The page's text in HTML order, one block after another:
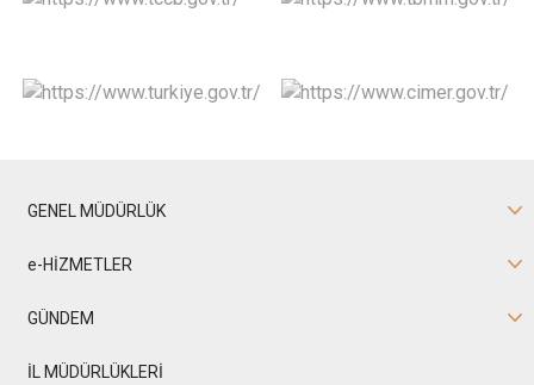
GENEL MÜDÜRLÜK
e-HİZMETLER
GÜNDEM
İL MÜDÜRLÜKLERİ